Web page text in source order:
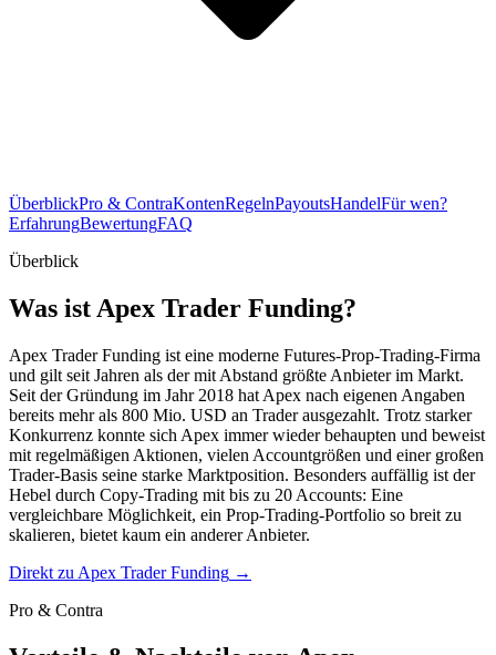
ÜberblickPro & ContraKontenRegelnPayoutsHandelFür wen?
ErfahrungBewertungFAQ
Überblick
Was ist Apex Trader Funding?
Apex Trader Funding ist eine moderne Futures-Prop-Trading-Firma
und gilt seit Jahren als der mit Abstand größte Anbieter im Markt.
Seit der Gründung im Jahr 2018 hat Apex nach eigenen Angaben
bereits mehr als 800 Mio. USD an Trader ausgezahlt. Trotz starker
Konkurrenz konnte sich Apex immer wieder behaupten und beweist
mit regelmäßigen Aktionen, vielen Accountgrößen und einer großen
Trader-Basis seine starke Marktposition. Besonders auffällig ist der
Hebel durch Copy-Trading mit bis zu 20 Accounts: Eine
vergleichbare Möglichkeit, ein Prop-Trading-Portfolio so breit zu
skalieren, bietet kaum ein anderer Anbieter.
Direkt zu Apex Trader Funding →
Pro & Contra